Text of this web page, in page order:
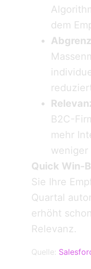
dem
B2C-
mehr
weniger
Quick Win-
Sie Ihre
Quartal
erhöht
Relevanz.
Quelle: